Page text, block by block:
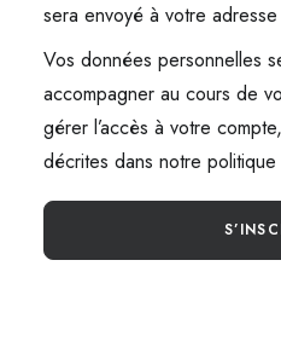
sera envoyé à votre adresse
Vos données personnelles
accompagner au cours de
gérer l’accès à votre
décrites dans notre